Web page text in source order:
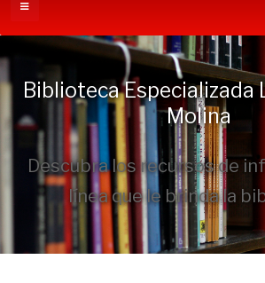
Biblioteca Especializada
Molina
Descubra los recursos de
línea que le brinda la